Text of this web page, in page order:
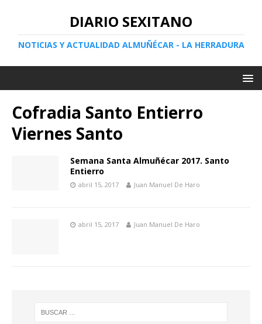
DIARIO SEXITANO
NOTICIAS Y ACTUALIDAD ALMUÑÉCAR - LA HERRADURA
Cofradia Santo Entierro
Viernes Santo
Semana Santa Almuñécar 2017. Santo
Entierro
abril 15, 2017 Juan Manuel De Haro
abril 15, 2017 Juan Manuel De Haro